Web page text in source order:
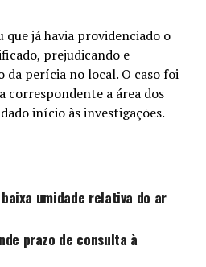
já havia providenciado o
prejudicando e
perícia no local. O caso foi
correspondente a área dos
início às investigações.
umidade relativa do ar
prazo de consulta à